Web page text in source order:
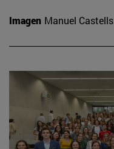
Imagen Manuel Castells